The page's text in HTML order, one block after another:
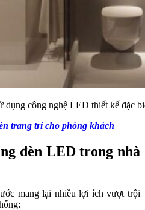
dụng công nghệ LED thiết kế đặc
trang trí cho phòng khách
đèn LED trong nhà
mang lại nhiều lợi ích vượt trội